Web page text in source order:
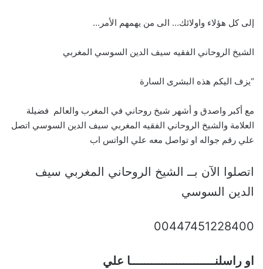
إلى كل هؤلاء واولائك… الى من يهمهم الأمر…
الشيخ الروحاني الفقيه سيف الدين السوسي المغربي
“يزف اليكم هذه البشرى السارة
مع أكبر واصدق و أشهر شيخ روحاني في المغرب والعالم فضيلة
العلامة والشيخ الروحاني الفقيه المغربي سيف الدين السوسي اتصل
علي رقم جواله او تواصل معه علي الواتس اب
اتصلوا الآن بــ الشيخ الروحاني المغربي سيف
الدين السوسي
00447451228400
او راسلنــــــــــــــــــــــــا علي